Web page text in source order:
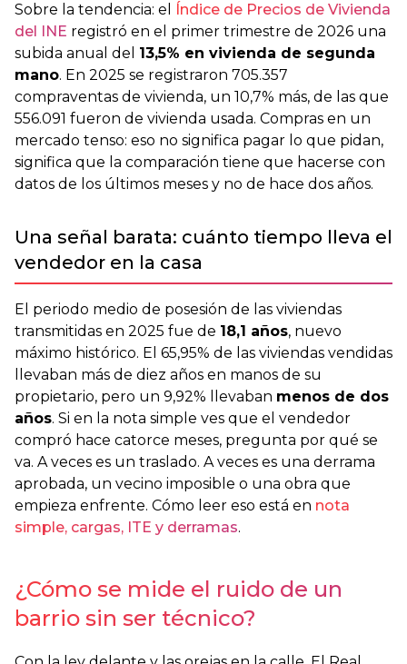
Sobre la tendencia: el
Índice de Precios de Vivienda
del INE registró en el primer trimestre de 2026 una
subida anual del 13,5% en vivienda de segunda
mano. En 2025 se registraron 705.357
compraventas de vivienda, un 10,7% más, de las que
556.091 fueron de vivienda usada. Compras en un
mercado tenso: eso no significa pagar lo que pidan,
significa que la comparación tiene que hacerse con
datos de los últimos meses y no de hace dos años.
Una señal barata: cuánto tiempo lleva el
vendedor en la casa
El periodo medio de posesión de las viviendas
transmitidas en 2025 fue de 18,1 años, nuevo
máximo histórico. El 65,95% de las viviendas vendidas
llevaban más de diez años en manos de su
propietario, pero un 9,92% llevaban menos de dos
años. Si en la nota simple ves que el vendedor
compró hace catorce meses, pregunta por qué se
va. A veces es un traslado. A veces es una derrama
aprobada, un vecino imposible o una obra que
empieza enfrente. Cómo leer eso está en nota
simple, cargas, ITE y derramas.
¿Cómo se mide el ruido de un
barrio sin ser técnico?